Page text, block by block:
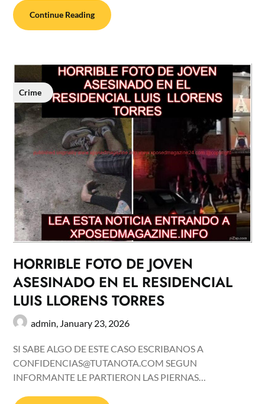
Continue Reading
Crime
HORRIBLE FOTO DE JOVEN
ASESINADO EN EL RESIDENCIAL
LUIS LLORENS TORRES
admin, January 23, 2026
SI SABE ALGO DE ESTE CASO ESCRIBANOS A
CONFIDENCIAS@TUTANOTA.COM SEGUN
INFORMANTE LE PARTIERON LAS PIERNAS…